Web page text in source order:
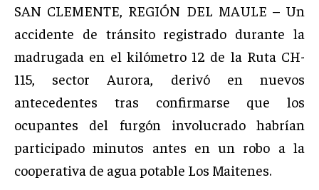
SAN CLEMENTE, REGIÓN DEL MAULE – Un
accidente de tránsito registrado durante la
madrugada en el kilómetro 12 de la Ruta CH-
115, sector Aurora, derivó en nuevos
antecedentes tras confirmarse que los
ocupantes del furgón involucrado habrían
participado minutos antes en un robo a la
cooperativa de agua potable Los Maitenes.